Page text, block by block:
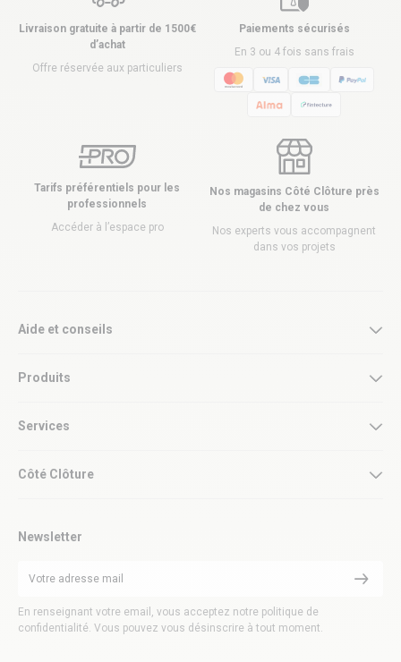
Livraison gratuite à partir de 1500€
d’achat
Offre réservée aux particuliers
Paiements sécurisés
En 3 ou 4 fois sans frais
Tarifs préférentiels pour les
professionnels
Accéder à l’espace pro
Nos magasins Côté Clôture près
de chez vous
Nos experts vous accompagnent
dans vos projets
Aide et conseils
Produits
Services
Côté Clôture
Newsletter
En renseignant votre email, vous acceptez notre politique de
confidentialité. Vous pouvez vous désinscrire à tout moment.